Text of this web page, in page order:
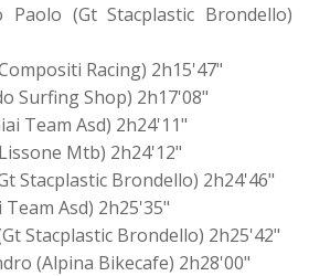
Paolo (Gt Stacplastic Brondello)
Racing) 2h15'47"
Surfing Shop) 2h17'08"
Team Asd) 2h24'11"
Mtb) 2h24'12"
Stacplastic Brondello) 2h24'46"
Team Asd) 2h25'35"
Stacplastic Brondello) 2h25'42"
(Alpina Bikecafe) 2h28'00"